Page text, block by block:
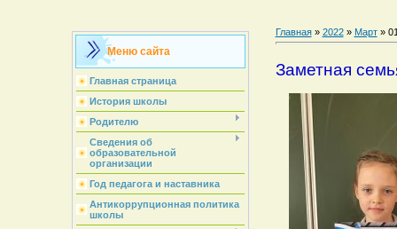
Меню сайта
Главная страница
История школы
Родителю
Сведения об
образовательной
организации
Год педагога и наставника
Антикоррупционная политика
школы
Главная» 2022 » Март »
Заметная